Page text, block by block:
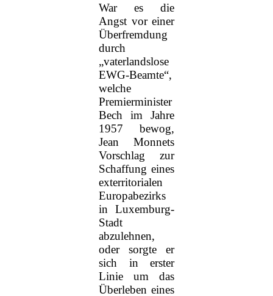
War es die
Angst vor einer
Überfremdung
durch
„vaterlandslose
EWG-Beamte“,
welche
Premierminister
Bech im Jahre
1957 bewog,
Jean Monnets
Vorschlag zur
Schaffung eines
exterritorialen
Europabezirks
in Luxemburg-
Stadt
abzulehnen,
oder sorgte er
sich in erster
Linie um das
Überleben eines